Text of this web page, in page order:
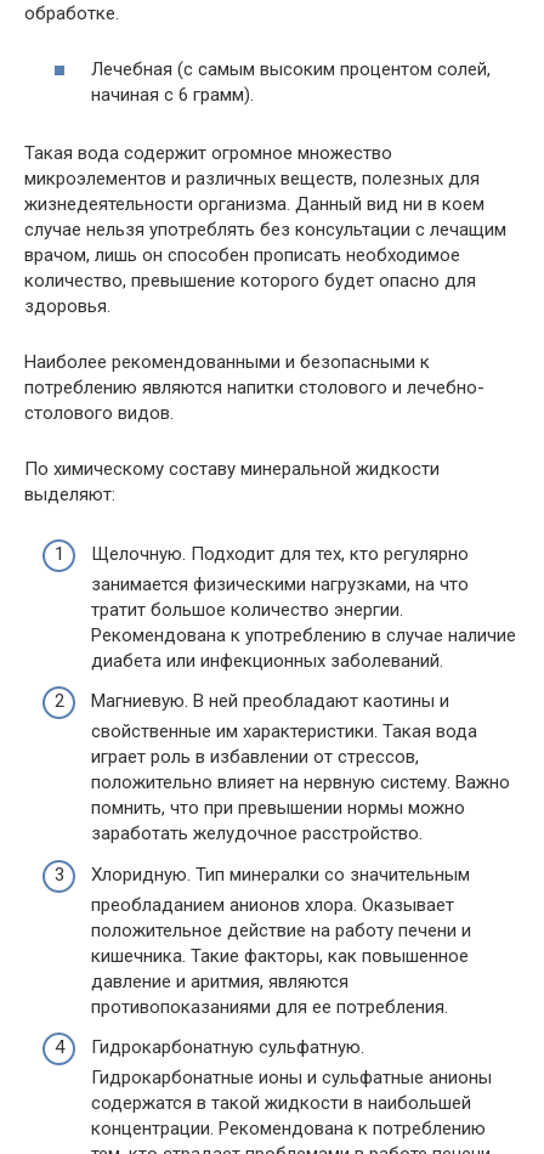
обработке.
Лечебная (с самым высоким процентом солей,
начиная с 6 грамм).
Такая вода содержит огромное множество
микроэлементов и различных веществ, полезных для
жизнедеятельности организма. Данный вид ни в коем
случае нельзя употреблять без консультации с лечащим
врачом, лишь он способен прописать необходимое
количество, превышение которого будет опасно для
здоровья.
Наиболее рекомендованными и безопасными к
потреблению являются напитки столового и лечебно-
столового видов.
По химическому составу минеральной жидкости
выделяют:
Щелочную. Подходит для тех, кто регулярно
занимается физическими нагрузками, на что
тратит большое количество энергии.
Рекомендована к употреблению в случае наличие
диабета или инфекционных заболеваний.
Магниевую. В ней преобладают каотины и
свойственные им характеристики. Такая вода
играет роль в избавлении от стрессов,
положительно влияет на нервную систему. Важно
помнить, что при превышении нормы можно
заработать желудочное расстройство.
Хлоридную. Тип минералки со значительным
преобладанием анионов хлора. Оказывает
положительное действие на работу печени и
кишечника. Такие факторы, как повышенное
давление и аритмия, являются
противопоказаниями для ее потребления.
Гидрокарбонатную сульфатную.
Гидрокарбонатные ионы и сульфатные анионы
содержатся в такой жидкости в наибольшей
концентрации. Рекомендована к потреблению